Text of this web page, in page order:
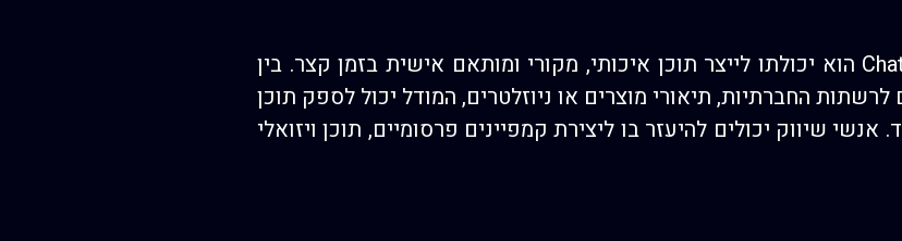
אחד היתרונות המרכזיים של ChatGPT הוא יכולתו לייצר תוכן איכותי, מקורי ומותאם אישית בזמן קצר. בין
החברתיות, תיאורי מוצרים או ניוזלטרים, המודל יכול לספק תוכן
שיווק יכולים להיעזר בו ליצירת קמפיינים פרסומיים, תוכן ויזואלי